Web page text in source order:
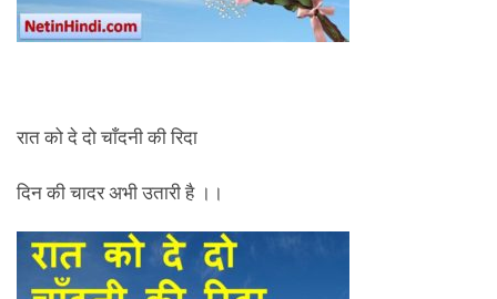
रात को दे दो चाँदनी की रिदा
दिन की चादर अभी उतारी है ।।